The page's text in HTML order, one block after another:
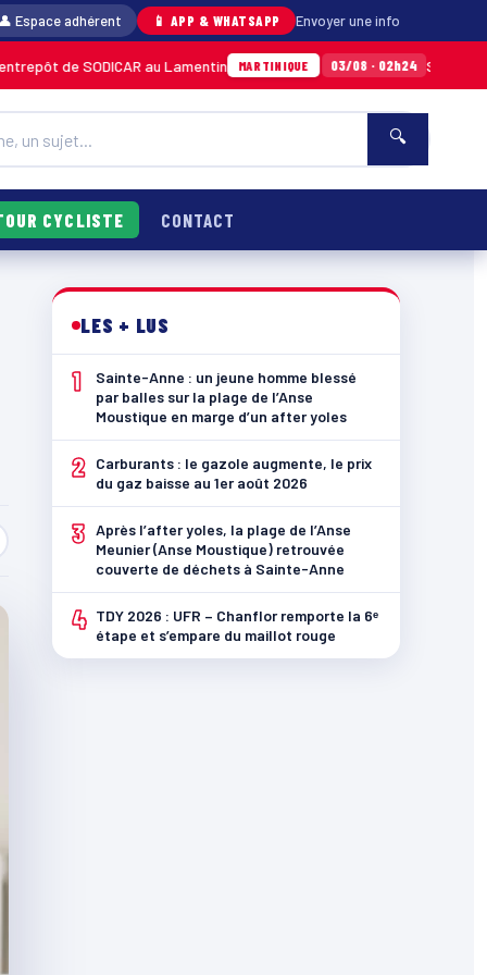
Espace adhérent 📱 APP & WHATSAPP Envoyer une info
au Lamentin MARTINIQUE 03/08 · 02h24 Sainte-Anne : un
🔍
CYCLISTE CONTACT
LES + LUS
1
Sainte-Anne : un jeune homme blessé
par balles sur la plage de l’Anse
Moustique en marge d’un after yoles
2
Carburants : le gazole augmente, le prix
du gaz baisse au 1er août 2026
3 Après l’after yoles, la plage de l’Anse
Meunier (Anse Moustique) retrouvée
couverte de déchets à Sainte-Anne
4 TDY 2026 : UFR – Chanflor remporte la 6ᵉ
étape et s’empare du maillot rouge